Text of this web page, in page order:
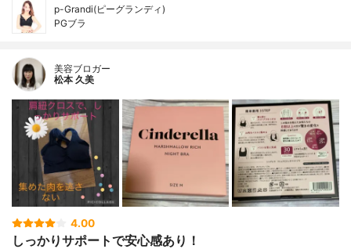
p-Grandi(ピーグランディ)
PGブラ
美容ブロガー
松本 久美
4.00
しっかりサポートで安心感あり！